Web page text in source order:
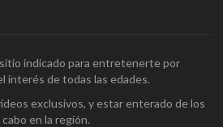
indicado para entretenerte por
interés de todas las edades.
exclusivos, y estar enterado de los
en la región.